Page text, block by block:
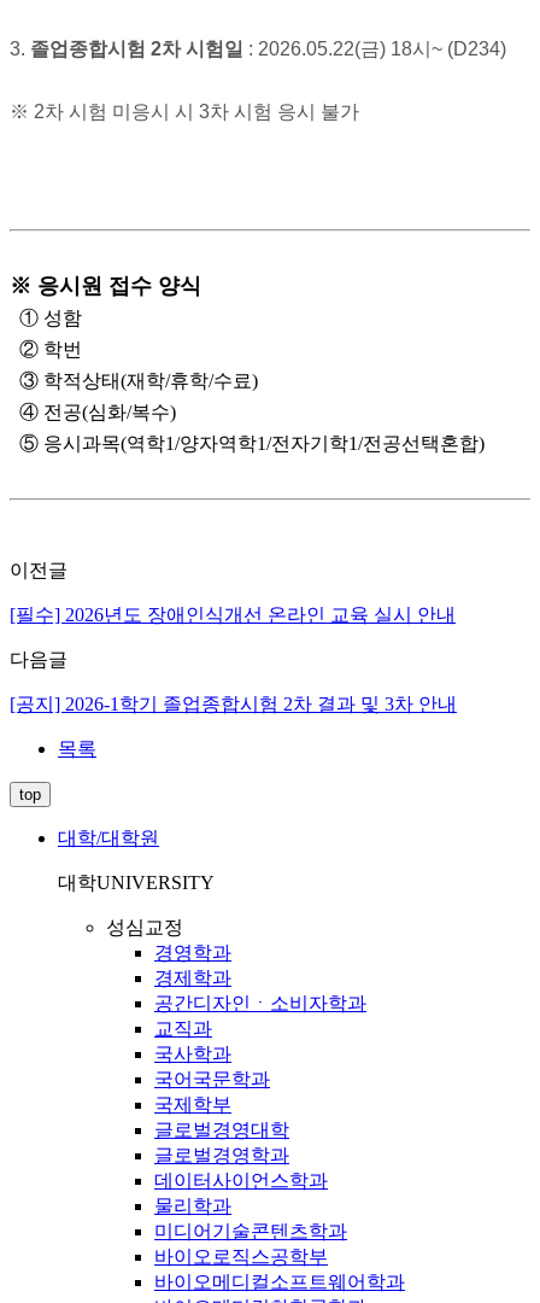
3. 졸업종합시험 2차 시험일 : 2026.05.22(금) 18시~ (D234)
※ 2차 시험 미응시 시 3차 시험 응시 불가
※ 응시원 접수 양식
① 성함
② 학번
③ 학적상태(재학/휴학/수료)
④ 전공(심화/복수)
⑤ 응시과목(역학1/양자역학1/전자기학1/전공선택혼합)
이전글
[필수] 2026년도 장애인식개선 온라인 교육 실시 안내
다음글
[공지] 2026-1학기 졸업종합시험 2차 결과 및 3차 안내
목록
top
대학/대학원
대학UNIVERSITY
성심교정
경영학과
경제학과
공간디자인ㆍ소비자학과
교직과
국사학과
국어국문학과
국제학부
글로벌경영대학
글로벌경영학과
데이터사이언스학과
물리학과
미디어기술콘텐츠학과
바이오로직스공학부
바이오메디컬소프트웨어학과